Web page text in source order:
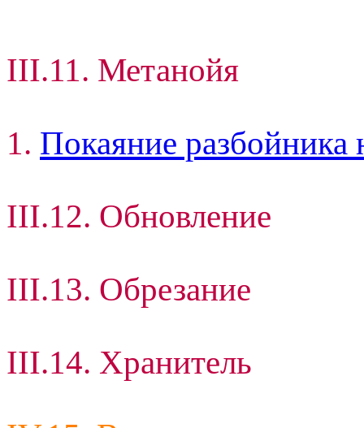
III.11. Метанойя
1. Покаяние разбойника
III.12. Обновление
III.13. Обрезание
III.14. Хранитель